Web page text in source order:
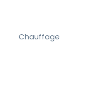
Chauffage